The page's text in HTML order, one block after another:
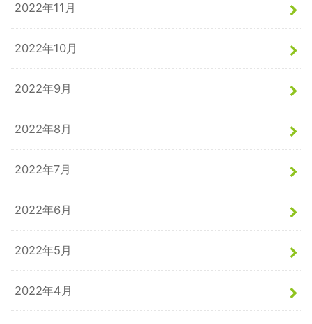
2022年11月
2022年10月
2022年9月
2022年8月
2022年7月
2022年6月
2022年5月
2022年4月